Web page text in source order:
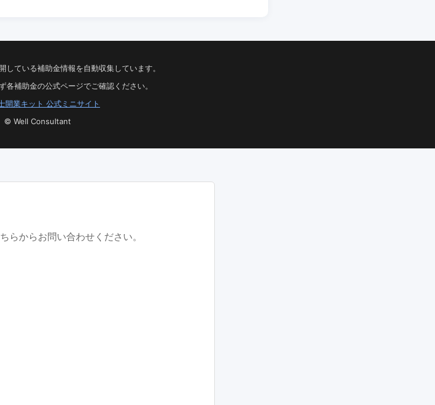
している補助金情報を自動収集しています。
各補助金の公式ページでご確認ください。
開業キット 公式ミニサイト
© Well Consultant
らからお問い合わせください。